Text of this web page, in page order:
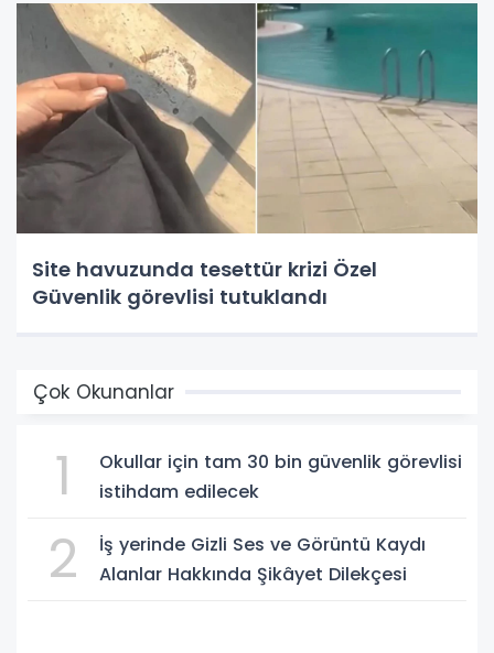
Site havuzunda tesettür krizi Özel
Güvenlik görevlisi tutuklandı
Çok Okunanlar
1
Okullar için tam 30 bin güvenlik görevlisi
istihdam edilecek
2
İş yerinde Gizli Ses ve Görüntü Kaydı
Alanlar Hakkında Şikâyet Dilekçesi